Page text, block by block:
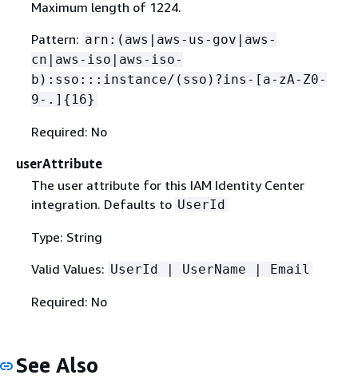
Maximum length of 1224.
Pattern: arn:(aws|aws-us-gov|aws-
cn|aws-iso|aws-iso-
b):sso:::instance/(sso)?ins-[a-zA-Z0-
9-.] { 16}
Required: No
userAttribute
The user attribute for this IAM Identity Center
integration. Defaults to UserId
Type: String
Valid Values: UserId | UserName | Email
Required: No
See Also